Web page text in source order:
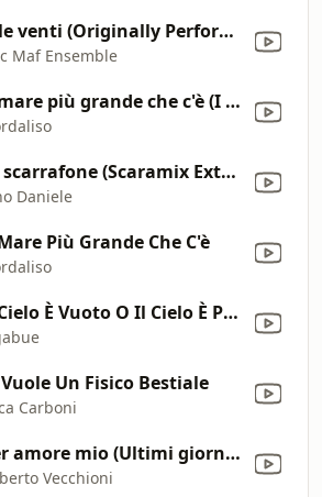
Alle venti (Originally Performed by Audio 2) [Karaoke Version] [1995]
Maf Ensemble
Il mare più grande che c'è (I Love You Man)
'O scarrafone (Scaramix Extended Version del 1991) [Remastered]
Daniele
Più Grande Che C'è
Il Cielo È Vuoto O Il Cielo È Pieno
Vuole Un Fisico Bestiale
Carboni
Per amore mio (Ultimi giorni di sancho p.)
Vecchioni